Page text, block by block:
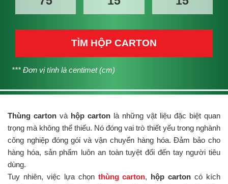
TÌM HỘP CARTON
*** Đơn vị tính là centimet (cm)
Thùng carton và hộp carton là những vật liệu đặc biệt quan
trọng mà không thể thiếu. Nó đóng vai trò thiết yếu trong nghành
công nghiệp đóng gói và vận chuyển hàng hóa. Đảm bảo cho
hàng hóa, sản phẩm luôn an toàn tuyệt đối đến tay người tiêu
dùng.
Tuy nhiên, việc lựa chọn thùng carton, hộp carton có kích